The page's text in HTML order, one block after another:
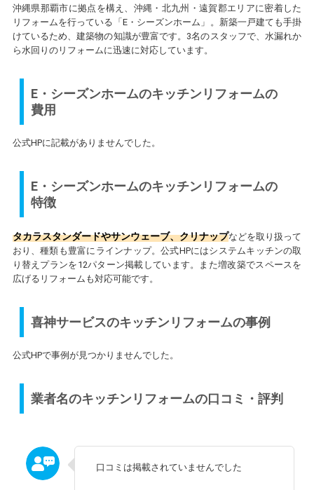
沖縄県那覇市に拠点を構え、沖縄・北九州・遠賀郡エリアに密着した
リフォームを行っている「E・シーズンホーム」。新築一戸建ても手掛
けているため、建築物の知識が豊富です。3名のスタッフで、水漏れか
ら水回りのリフォームに迅速に対応しています。
E・シーズンホームのキッチンリフォームの
費用
公式HPに記載がありませんでした。
E・シーズンホームのキッチンリフォームの
特徴
タカラスタンダードやサンウェーブ、クリナップなどを取り扱って
おり、種類も豊富にラインナップ。公式HPにはシステムキッチンの取
り替えプランを12パターン掲載しています。また増改築でスペースを
広げるリフォームも対応可能です。
喜神サービスのキッチンリフォームの事例
公式HPで事例が見つかりませんでした。
業者名のキッチンリフォームの口コミ・評判
口コミは掲載されていませんでした